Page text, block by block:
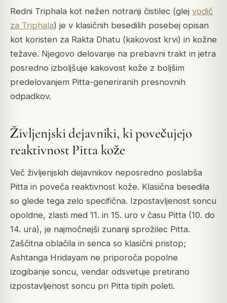
Redni Triphala kot nežen notranji čistilec (glej vodič
za Triphala) je v klasičnih besedilih posebej opisan
kot koristen za Rakta Dhatu (kakovost krvi) in kožne
težave. Njegovo delovanje na prebavni trakt in jetra
posredno izboljšuje kakovost kože z boljšim
predelovanjem Pitta-generiranih presnovnih
odpadkov.
Življenjski dejavniki, ki povečujejo
reaktivnost Pitta kože
Več življenjskih dejavnikov neposredno poslabša
Pitta in poveča reaktivnost kože. Klasična besedila
so glede tega zelo specifična. Izpostavljenost soncu
opoldne, zlasti med 11. in 15. uro v času Pitta (10. do
14. ura), je najmočnejši zunanji sprožilec Pitta.
Zaščitna oblačila in senca so klasični pristop;
Ashtanga Hridayam ne priporoča popolne
izogibanje soncu, vendar odsvetuje pretirano
izpostavljenost soncu pri Pitta tipih poleti.